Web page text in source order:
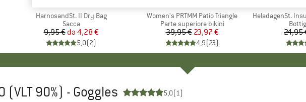
Articolo
HarnosandSt. II Dry Bag
Gruppo di prodotti
Sacca
Prezzo
9,95 € Prezzo ridotto
da 4,28 €
5,0(2)
Articolo
Women's PRTMM Patio Triangle
Gruppo di prodotti
Parte superiore bikini
Prezzo
39,95 €Prezzo ridotto
23,97 €
4,9(23)
Articolo
HeladagenSt.
24,95
(VLT 90%) - Goggles 5,0(1)